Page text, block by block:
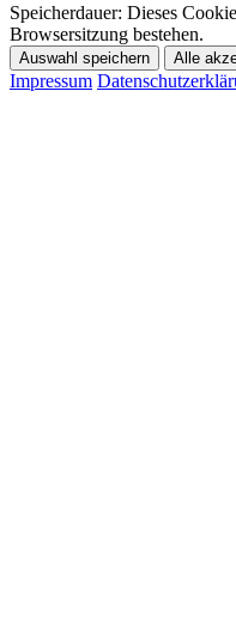
Speicherdauer: Dieses
Browsersitzung bestehen.
Auswahl speichern Alle
Impressum